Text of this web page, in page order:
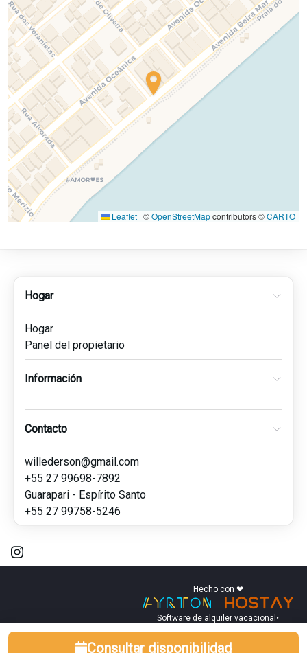
Leaflet | ©OpenStreetMapcontributors ©CARTO
Hogar
Hogar
Panel del propietario
Información
Contacto
willederson@gmail.com
+55 27 99698-7892
Guarapari - Espírito Santo
+55 27 99758-5246
Hecho con ❤
Software de alquiler vacacional •
Consultar disponibilidad